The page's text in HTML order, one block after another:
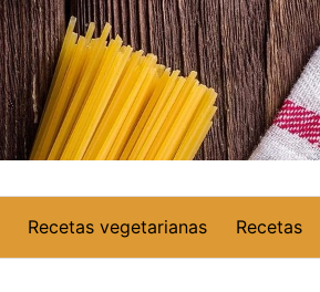
Recetas vegetarianas Recetas